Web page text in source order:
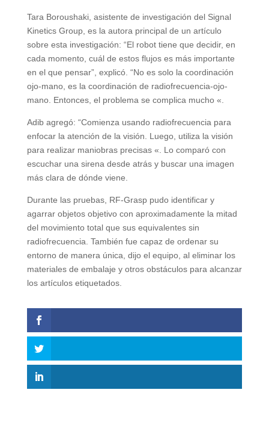
Tara Boroushaki, asistente de investigación del Signal
Kinetics Group, es la autora principal de un artículo
sobre esta investigación: “El robot tiene que decidir, en
cada momento, cuál de estos flujos es más importante
en el que pensar”, explicó. “No es solo la coordinación
ojo-mano, es la coordinación de radiofrecuencia-ojo-
mano. Entonces, el problema se complica mucho «.
Adib agregó: “Comienza usando radiofrecuencia para
enfocar la atención de la visión. Luego, utiliza la visión
para realizar maniobras precisas «. Lo comparó con
escuchar una sirena desde atrás y buscar una imagen
más clara de dónde viene.
Durante las pruebas, RF-Grasp pudo identificar y
agarrar objetos objetivo con aproximadamente la mitad
del movimiento total que sus equivalentes sin
radiofrecuencia. También fue capaz de ordenar su
entorno de manera única, dijo el equipo, al eliminar los
materiales de embalaje y otros obstáculos para alcanzar
los artículos etiquetados.